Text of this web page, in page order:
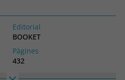
en seis cartas. ¿Por qué
Dombasle, el hombre que,
hasta París para hacerme un
preguntas, comienza para
de misterio,
Editorial
BOOKET
Pàgines
432
Idioma